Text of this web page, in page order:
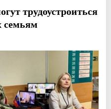
трудоустроиться